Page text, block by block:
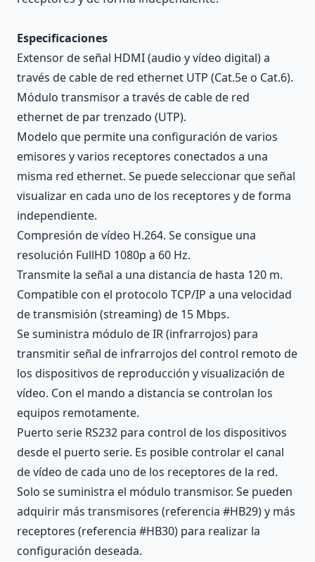
Especificaciones
Extensor de señal HDMI (audio y vídeo digital) a
través de cable de red ethernet UTP (Cat.5e o Cat.6).
Módulo transmisor a través de cable de red
ethernet de par trenzado (UTP).
Modelo que permite una configuración de varios
emisores y varios receptores conectados a una
misma red ethernet. Se puede seleccionar que señal
visualizar en cada uno de los receptores y de forma
independiente.
Compresión de vídeo H.264. Se consigue una
resolución FullHD 1080p a 60 Hz.
Transmite la señal a una distancia de hasta 120 m.
Compatible con el protocolo TCP/IP a una velocidad
de transmisión (streaming) de 15 Mbps.
Se suministra módulo de IR (infrarrojos) para
transmitir señal de infrarrojos del control remoto de
los dispositivos de reproducción y visualización de
vídeo. Con el mando a distancia se controlan los
equipos remotamente.
Puerto serie RS232 para control de los dispositivos
desde el puerto serie. Es posible controlar el canal
de vídeo de cada uno de los receptores de la red.
Solo se suministra el módulo transmisor. Se pueden
adquirir más transmisores (referencia #HB29) y más
receptores (referencia #HB30) para realizar la
configuración deseada.